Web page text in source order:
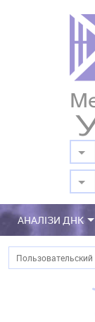
АНАЛІЗИ ДНК
Пошук